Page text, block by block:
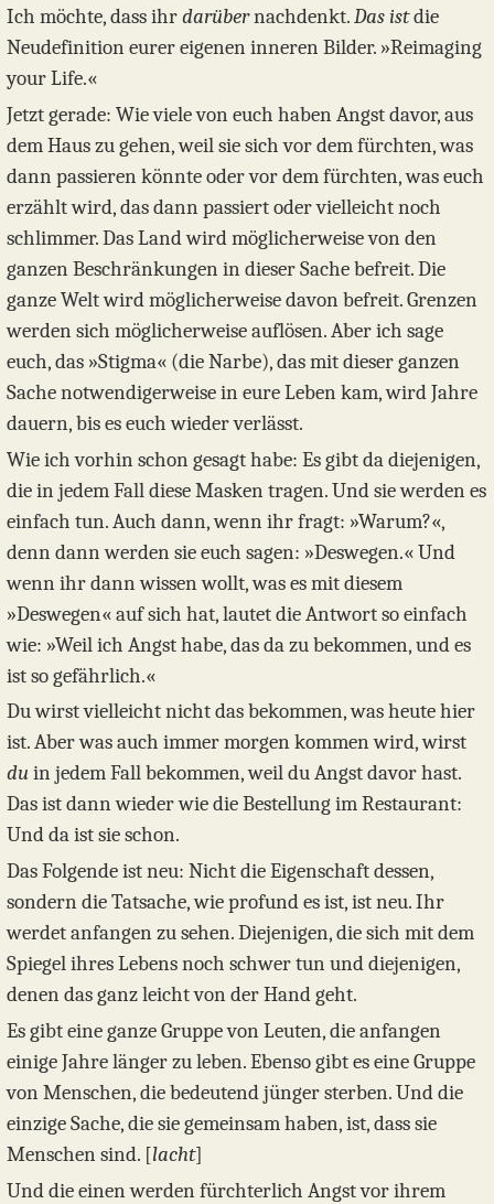
Ich möchte, dass ihrdarübernachdenkt.Das istdie
Neudefinition eurer eigenen inneren Bilder. »Reimaging
your Life.«
Jetzt gerade: Wie viele von euch haben Angst davor, aus
dem Haus zu gehen, weil sie sich vor dem fürchten, was
dann passieren könnte oder vor dem fürchten, was euch
erzählt wird, das dann passiert oder vielleicht noch
schlimmer. Das Land wird möglicherweise von den
ganzen Beschränkungen in dieser Sache befreit. Die
ganze Welt wird möglicherweise davon befreit. Grenzen
werden sich möglicherweise auflösen. Aber ich sage
euch, das »Stigma« (die Narbe), das mit dieser ganzen
Sache notwendigerweise in eure Leben kam, wird Jahre
dauern, bis es euch wieder verlässt.
Wie ich vorhin schon gesagt habe: Es gibt da diejenigen,
die in jedem Fall diese Masken tragen. Und sie werden es
einfach tun. Auch dann, wenn ihr fragt: »Warum?«,
denn dann werden sie euch sagen: »Deswegen.« Und
wenn ihr dann wissen wollt, was es mit diesem
»Deswegen« auf sich hat, lautet die Antwort so einfach
wie: »Weil ich Angst habe, das da zu bekommen, und es
ist so gefährlich.«
Du wirst vielleicht nicht das bekommen, was heute hier
ist. Aber was auch immer morgen kommen wird, wirst
duin jedem Fall bekommen, weil du Angst davor hast.
Das ist dann wieder wie die Bestellung im Restaurant:
Und da ist sie schon.
Das Folgende ist neu: Nicht die Eigenschaft dessen,
sondern die Tatsache, wie profund es ist, ist neu. Ihr
werdet anfangen zu sehen. Diejenigen, die sich mit dem
Spiegel ihres Lebens noch schwer tun und diejenigen,
denen das ganz leicht von der Hand geht.
Es gibt eine ganze Gruppe von Leuten, die anfangen
einige Jahre länger zu leben. Ebenso gibt es eine Gruppe
von Menschen, die bedeutend jünger sterben. Und die
einzige Sache, die sie gemeinsam haben, ist, dass sie
Menschen sind. [lacht]
Und die einen werden fürchterlich Angst vor ihrem